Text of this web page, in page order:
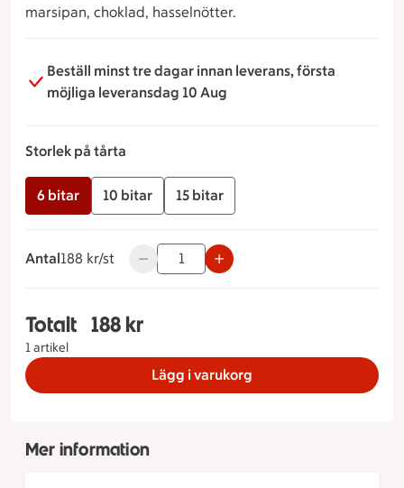
marsipan, choklad, hasselnötter.
Beställ minst tre dagar innan leverans, första
möjliga leveransdag 10 Aug
Storlek på tårta
6 bitar 10 bitar 15 bitar
Antal
188 kronor styck
188 kr/st Använd knapparna för att minska eller
Totalt
1 artikel
Totalt 1 stycken Bananza Storlek på tårta 6
188 kr
Lägg i varukorg
Mer information